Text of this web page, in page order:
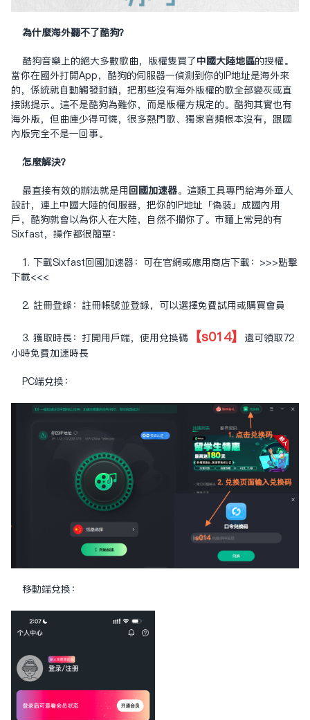
為什麼海外聽不了酷狗？
酷狗音樂上的絕大多數歌曲，版權只買了中國大陸地區的授權。
當你在國外打開App，酷狗的伺服器一偵測到你的IP地址是海外來
的，系統就自動觸發封鎖，把那些沒有海外版權的歌全部變灰或直
接跳提示。這不是酷狗為難你，而是版權方規定的。酷狗其實也有
海外版，但曲庫少得可憐，很多熱門歌、獨家音頻根本沒有，跟國
內版完全不是一回事。
怎麼解決？
最直接有效的辦法就是用回國加速器。這類工具專門給海外華人
設計，連上中國大陸的伺服器，把你的IP地址「偽裝」成國內用
戶，酷狗就會以為你人在大陸，自然不攔你了。市面上常見的有
Sixfast，操作都很簡單：
1. 下載Sixfast回國加速器：可在官網或應用商店下載： >>>點擊
下載<<<
2. 註冊登錄：註冊帳號並登錄，可以選擇免費試用或購買會員
3. 獲取時長：打開用戶端，使用兌換碼 【s014】 還可領取72
小時免費加速時長
PC端兌換：
移動端兌換：